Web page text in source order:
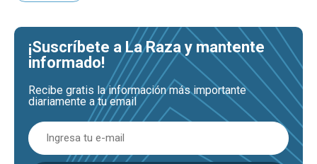
¡Suscríbete a La Raza y mantente
informado!
Recibe gratis la información más importante
diariamente a tu email